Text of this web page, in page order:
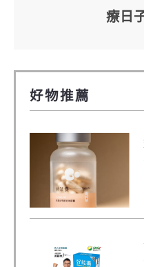
療日
好物推薦